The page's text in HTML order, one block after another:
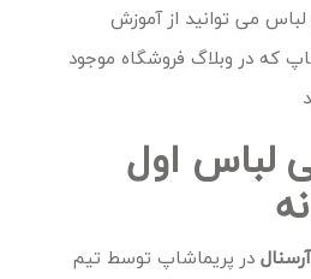
لباس می توانید از آموزش
که در وبلاگ فروشگاه موجود
لباس اول
در پریماشاپ توسط تیم